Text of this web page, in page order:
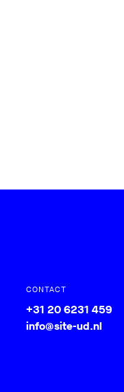
CONTACT
+31 20 6231 459
info@site-ud.nl